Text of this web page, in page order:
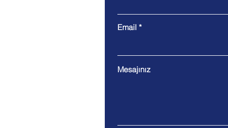
Email
Mesajınız